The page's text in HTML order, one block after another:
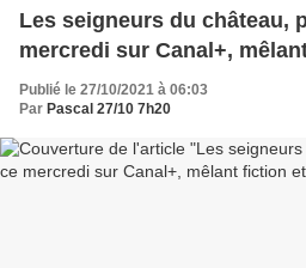
Les seigneurs du château,
mercredi sur Canal+,
Publié le 27/10/2021 à 06:03
Par Pascal 27/10 7h20